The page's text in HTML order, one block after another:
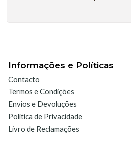
Informações e Políticas
Contacto
Termos e Condições
Envios e Devoluções
Política de Privacidade
Livro de Reclamações